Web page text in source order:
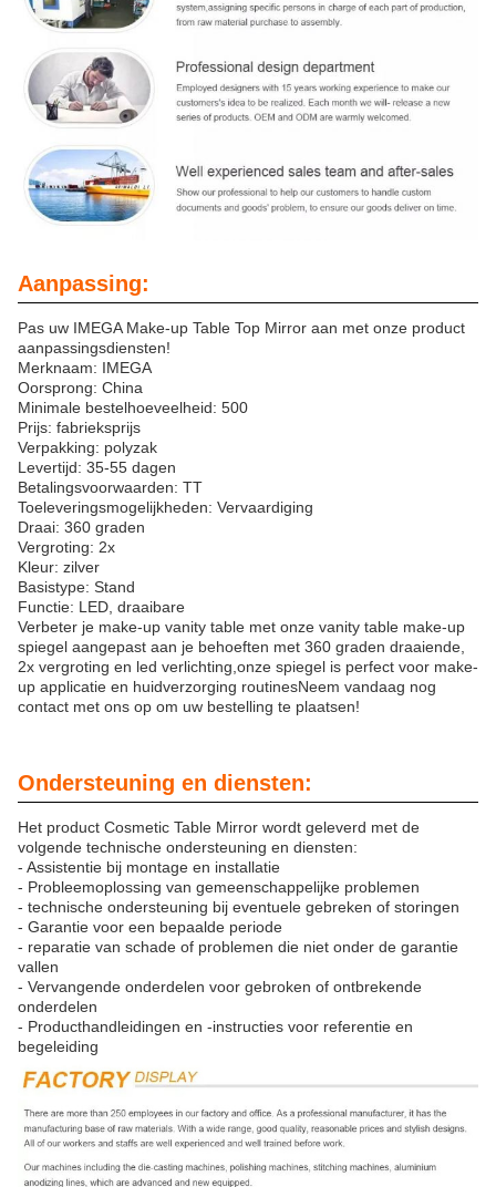
Aanpassing:
Pas uw IMEGA Make-up Table Top Mirror aan met onze product
aanpassingsdiensten!
Merknaam: IMEGA
Oorsprong: China
Minimale bestelhoeveelheid: 500
Prijs: fabrieksprijs
Verpakking: polyzak
Levertijd: 35-55 dagen
Betalingsvoorwaarden: TT
Toeleveringsmogelijkheden: Vervaardiging
Draai: 360 graden
Vergroting: 2x
Kleur: zilver
Basistype: Stand
Functie: LED, draaibare
Verbeter je make-up vanity table met onze vanity table make-up
spiegel aangepast aan je behoeften met 360 graden draaiende,
2x vergroting en led verlichting,onze spiegel is perfect voor make-
up applicatie en huidverzorging routinesNeem vandaag nog
contact met ons op om uw bestelling te plaatsen!
Ondersteuning en diensten:
Het product Cosmetic Table Mirror wordt geleverd met de
volgende technische ondersteuning en diensten:
- Assistentie bij montage en installatie
- Probleemoplossing van gemeenschappelijke problemen
- technische ondersteuning bij eventuele gebreken of storingen
- Garantie voor een bepaalde periode
- reparatie van schade of problemen die niet onder de garantie
vallen
- Vervangende onderdelen voor gebroken of ontbrekende
onderdelen
- Producthandleidingen en -instructies voor referentie en
begeleiding